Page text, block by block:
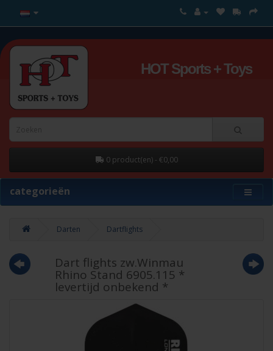
HOT Sports + Toys
0 product(en) - €0,00
categorieën
Darten Dartflights
Dart flights zw.Winmau
Rhino Stand 6905.115 *
levertijd onbekend *